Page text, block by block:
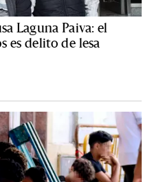
Laguna Paiva: el
es delito de lesa